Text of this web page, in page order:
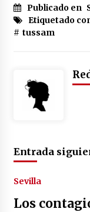
Publicado en
Etiquetado
# tussam
Entrada
Sevilla
Los